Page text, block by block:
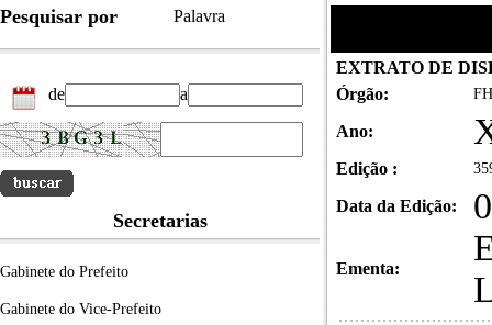
Pesquisar por Palavra
de a
Secretarias
Gabinete do Prefeito
Gabinete do Vice-Prefeito
EXTRATO DE
Órgão:
Ano:
Edição :
Data da Edição:
Ementa: